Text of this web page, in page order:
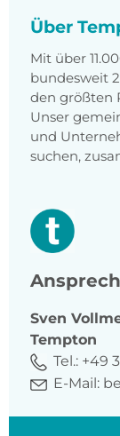
Über
Mit über
bundesweit
den größten
Unser
und
suchen,
Sven
Tempton
Tel.: +49
E-Mail: